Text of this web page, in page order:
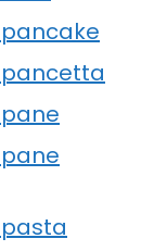
pancetta